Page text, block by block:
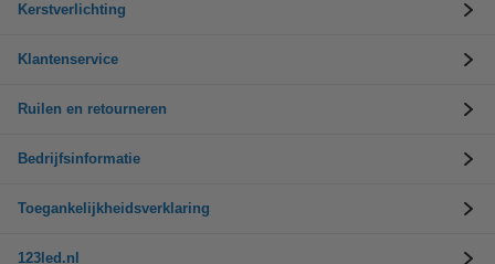
Kerstverlichting
Klantenservice
Ruilen en retourneren
Bedrijfsinformatie
Toegankelijkheidsverklaring
123led.nl